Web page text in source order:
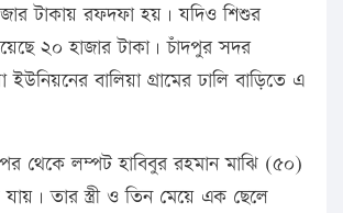
টাকায় রফদফা হয়। যদিও শিশুর
২০ হাজার টাকা। চাঁদপুর সদর
ইউনিয়নের বালিয়া গ্রামের ঢালি বাড়িতে এ
থেকে লম্পট হাবিবুর রহমান মাঝি (৫০)
তার স্ত্রী ও তিন মেয়ে এক ছেলে